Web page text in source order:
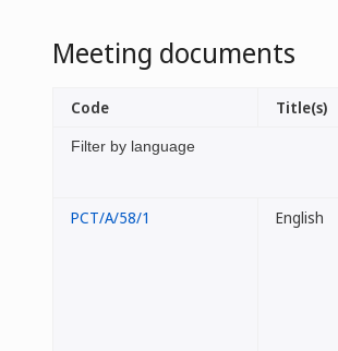
Meeting documents
Filter by language
Code Title(s)
PCT/A/58/1 English